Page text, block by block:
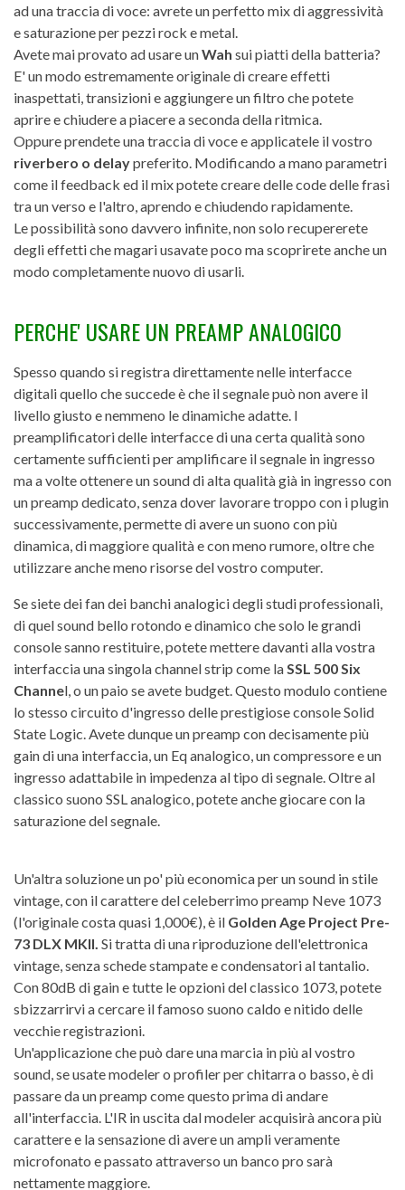
ad una traccia di voce: avrete un perfetto mix di aggressività
e saturazione per pezzi rock e metal.
Avete mai provato ad usare unWah sui piatti della batteria?
E' un modo estremamente originale di creare effetti
inaspettati, transizioni e aggiungere un filtro che potete
aprire e chiudere a piacere a seconda della ritmica.
Oppure prendete una traccia di voce e applicatele il vostro
riverbero o delaypreferito. Modificando a mano parametri
come il feedback ed il mix potete creare delle code delle frasi
tra un verso e l'altro, aprendo e chiudendo rapidamente.
Le possibilità sono davvero infinite, non solo recupererete
degli effetti che magari usavate poco ma scoprirete anche un
modo completamente nuovo di usarli.
PERCHE' USARE UN PREAMP ANALOGICO
Spesso quando si registra direttamente nelle interfacce
digitali quello che succede è che il segnale può non avere il
livello giusto e nemmeno le dinamiche adatte. I
preamplificatori delle interfacce di una certa qualità sono
certamente sufficienti per amplificare il segnale in ingresso
ma a volte ottenere un sound di alta qualità già in ingresso con
un preamp dedicato, senza dover lavorare troppo con i plugin
successivamente, permette di avere un suono con più
dinamica, di maggiore qualità e con meno rumore, oltre che
utilizzare anche meno risorse del vostro computer.
Se siete dei fan dei banchi analogici degli studi professionali,
di quel sound bello rotondo e dinamico che solo le grandi
console sanno restituire, potete mettere davanti alla vostra
interfaccia una singola channel strip come laSSL 500 Six
Channel, o un paio se avete budget. Questo modulo contiene
lo stesso circuito d'ingresso delle prestigiose console Solid
State Logic. Avete dunque un preamp con decisamente più
gain di una interfaccia, un Eq analogico, un compressore e un
ingresso adattabile in impedenza al tipo di segnale. Oltre al
classico suono SSL analogico, potete anche giocare con la
saturazione del segnale.
Un'altra soluzione un po' più economica per un sound in stile
vintage, con il carattere del celeberrimo preamp Neve 1073
(l'originale costa quasi 1,000€), è il Golden Age Project Pre-
73 DLX MKII. Si tratta di una riproduzione dell'elettronica
vintage, senza schede stampate e condensatori al tantalio.
Con 80dB di gain e tutte le opzioni del classico 1073, potete
sbizzarrirvi a cercare il famoso suono caldo e nitido delle
vecchie registrazioni.
Un'applicazione che può dare una marcia in più al vostro
sound, se usate modeler o profiler per chitarra o basso, è di
passare da un preamp come questo prima di andare
all'interfaccia. L'IR in uscita dal modeler acquisirà ancora più
carattere e la sensazione di avere un ampli veramente
microfonato e passato attraverso un banco pro sarà
nettamente maggiore.